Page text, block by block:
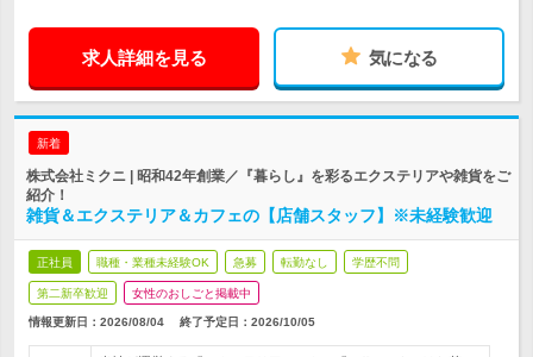
求人詳細を見る 気になる
新着
株式会社ミクニ | 昭和42年創業／『暮らし』を彩るエクステリアや雑貨をご
紹介！
雑貨＆エクステリア＆カフェの【店舗スタッフ】※未経験歓迎
正社員 職種・業種未経験OK 急募 転勤なし 学歴不問
第二新卒歓迎 女性のおしごと掲載中
情報更新日：2026/08/04 終了予定日： 2026/10/05